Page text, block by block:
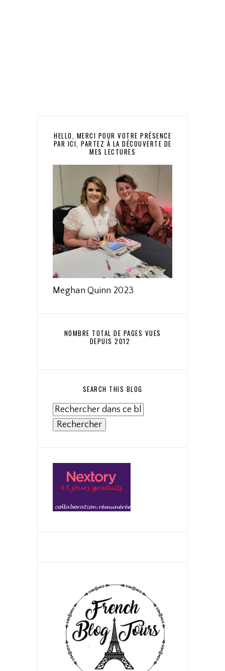
HELLO, MERCI POUR VOTRE PRÉSENCE
PAR ICI, PARTEZ À LA DÉCOUVERTE DE
MES LECTURES
Meghan Quinn 2023
NOMBRE TOTAL DE PAGES VUES
DEPUIS 2012
SEARCH THIS BLOG